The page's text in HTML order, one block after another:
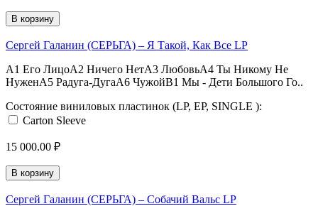
В корзину
Сергей Галанин (СЕРЬГА) ‎– Я Такой, Как Все LP
A1 Его ЛицоA2 Ничего НетA3 ЛюбовьA4 Ты Никому Не
НуженA5 Радуга-ДугаA6 ЧужойB1 Мы - Дети Большого Го..
Состояние виниловых пластинок (LP, EP, SINGLE ):
Carton Sleeve
15 000.00 ₽
В корзину
Сергей Галанин (СЕРЬГА) ‎– Собачий Вальс LP